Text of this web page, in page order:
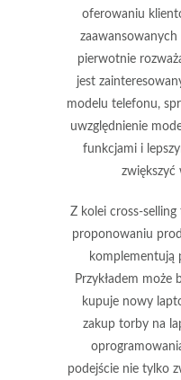
oferowaniu
pierwotnie
jest
modelu telefonu,
uwzględnienie
funkcjami i
zwiększyć
Z kolei cross-selling
proponowaniu
komplementują
Przykładem
kupuje nowy
zakup torby na
podejście nie tylko